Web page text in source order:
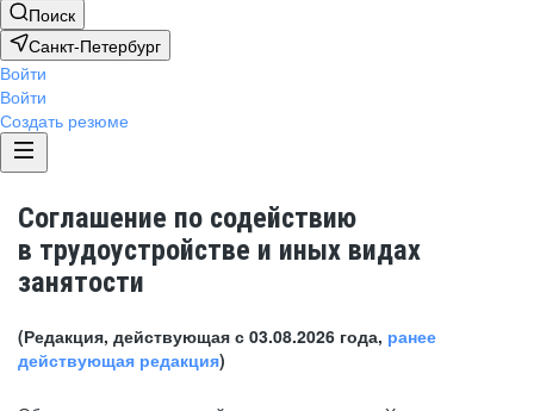
Поиск
Санкт-Петербург
Войти
Войти
Создать резюме
Соглашение по содействию
в трудоустройстве и иных видах
занятости
(Редакция, действующая с 03.08.2026 года, ранее
действующая редакция)